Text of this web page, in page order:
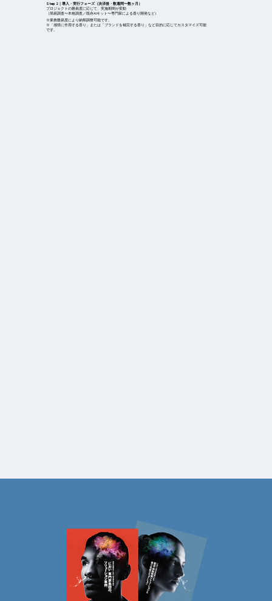
Step 2｜導入・実行フェーズ（決済後・数週間〜数ヶ月）
プロジェクトの難易度に応じて、実施期間が変動
（簡易調査〜本格調査／既存AIキット〜専門家による香り開発など）
※業務難易度により納期調整可能です。
※「感情に作用する香り」または「ブランドを補完する香り」など目的に応じてカスタマイズ可能
です。